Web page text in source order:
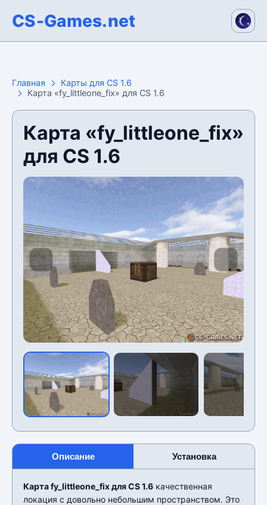
CS-Games.net
Главная
Карты для CS 1.6
Карта «fy_littleone_fix» для CS 1.6
Карта «fy_littleone_fix»
для CS 1.6
Описание Установка
Карта fy_littleone_fix для CS 1.6 качественная
локация с довольно небольшим пространством. Это